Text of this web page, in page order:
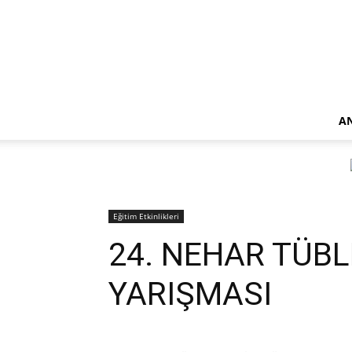
Eğitim Etkinlikleri
24. NEHAR
YARIŞMASI